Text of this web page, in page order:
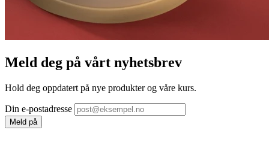
Meld deg på vårt nyhetsbrev
Hold deg oppdatert på nye produkter og våre kurs.
Din e-postadresse
Meld på